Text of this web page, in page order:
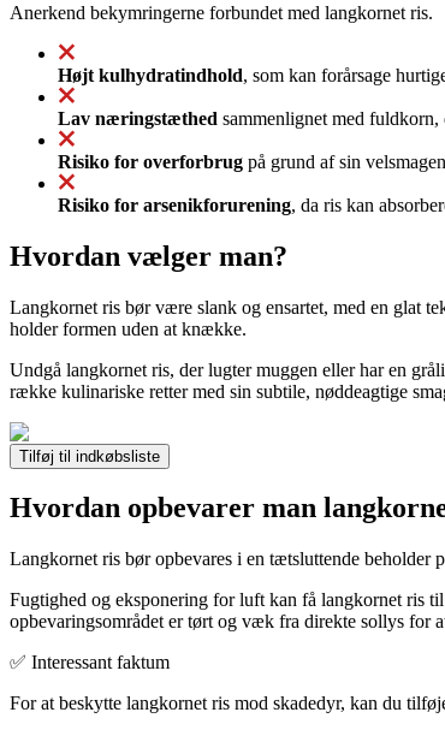
Anerkend bekymringerne forbundet med langkornet ris.
Højt kulhydratindhold, som kan forårsage
Lav næringstæthed sammenlignet med
Risiko for overforbrug på grund af sin
Risiko for arsenikforurening, da ris kan
Hvordan vælger man?
Langkornet ris bør være slank og ensartet, med en glat
holder formen uden at knække.
Undgå langkornet ris, der lugter muggen eller har en
række kulinariske retter med sin subtile, nøddeagtige
Tilføj til indkøbsliste
Hvordan opbevarer man
Langkornet ris bør opbevares i en tætsluttende beholder
Fugtighed og eksponering for luft kan få langkornet ris
opbevaringsområdet er tørt og væk fra direkte sollys for
✅ Interessant faktum
For at beskytte langkornet ris mod skadedyr, kan du